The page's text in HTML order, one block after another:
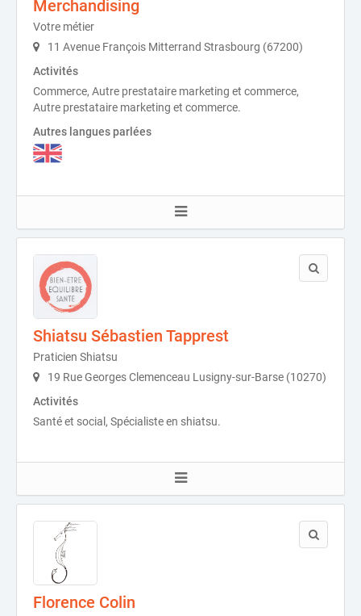
Merchandising
Votre métier
11 Avenue François Mitterrand Strasbourg (67200)
Activités
Commerce, Autre prestataire marketing et commerce,
Autre prestataire marketing et commerce.
Autres langues parlées
Shiatsu Sébastien Tapprest
Praticien Shiatsu
19 Rue Georges Clemenceau Lusigny-sur-Barse (10270)
Activités
Santé et social, Spécialiste en shiatsu.
Florence Colin